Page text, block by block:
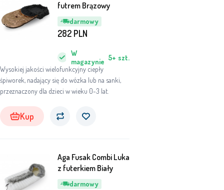
darmowy
futrem Brązowy
Wysokiej jakości wielofunkcyjny ciepły
śpiworek, nadający się do wózka lub na sanki,
przeznaczony dla dzieci w wieku 0-3 lat.
W
magazynie 5+ szt.
282 PLN
Kup
darmowy
Aga Fusak Combi Luka
z futerkiem Biały